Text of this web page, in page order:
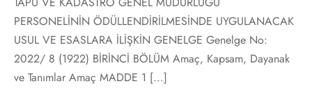
PERSONELİNİN ÖDÜLLENDİRİLMESİNDE UYGULANACAK
USUL VE ESASLARA İLİŞKİN GENELGE Genelge No:
2022/ 8 (1922) BİRİNCİ BÖLÜM Amaç, Kapsam, Dayanak
ve Tanımlar Amaç MADDE 1 [...]